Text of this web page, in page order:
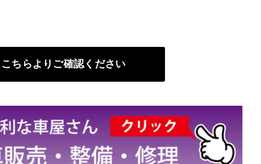
ちらよりご確認ください